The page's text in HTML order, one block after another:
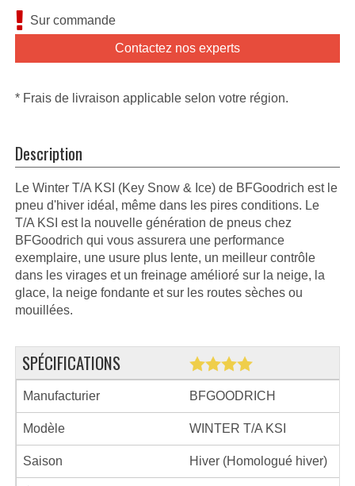
Sur commande
Contactez nos experts
* Frais de livraison applicable selon votre région.
Description
Le Winter T/A KSI (Key Snow & Ice) de BFGoodrich est le
pneu d'hiver idéal, même dans les pires conditions. Le
T/A KSI est la nouvelle génération de pneus chez
BFGoodrich qui vous assurera une performance
exemplaire, une usure plus lente, un meilleur contrôle
dans les virages et un freinage amélioré sur la neige, la
glace, la neige fondante et sur les routes sèches ou
mouillées.
SPÉCIFICATIONS
Manufacturier BFGOODRICH
Modèle WINTER T/A KSI
Saison Hiver (Homologué hiver)